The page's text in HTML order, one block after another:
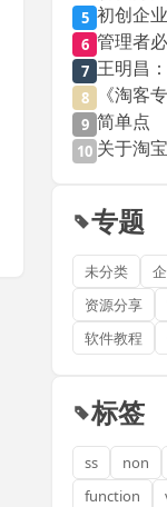
5 初创企
6 管理者
7 王明昌
8 《淘客
9 简单点
10 关于淘
专题
未分类
资源分享
软件教程
标签
ss non
function